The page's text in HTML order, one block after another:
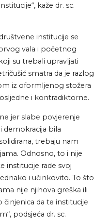
kaže dr. sc.
institucije se
vala i početnog
su trebali upravljati
smatra da je razlog
iz oformljenog stožera
i kontradiktorne.
jer slabe povjerenje
demokracija bila
trebaju nam
Odnosno, to i nije
institucije rade svoj
i učinkovito. To što
nije njihova greška ili
da te institucije
podsjeća dr. sc.